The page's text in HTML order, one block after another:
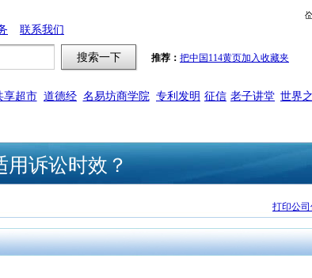
联系我们
推荐： 把中国114黄页加入收藏夹
享超市 道德经 名易坊商学院 专利发明 征信 老子讲堂 世界
用诉讼时效？
打印公司